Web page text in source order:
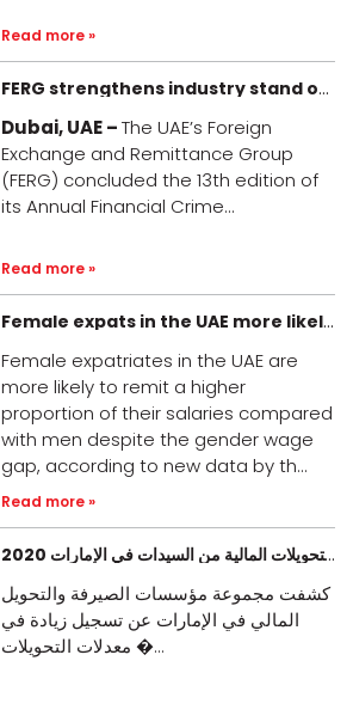
Read more »
FERG strengthens industry stand on financial crime compliance at 13th Annual Summit
Dubai, UAE –The UAE’s Foreign
Exchange and Remittance Group
(FERG) concluded the 13th edition of
its Annual Financial Crime...
Read more »
Female expats in the UAE more likely to remit a higher portion of their salaries than men
Female expatriates in the UAE are
more likely to remit a higher
proportion of their salaries compared
with men despite the gender wage
gap, according to new data by th...
Read more »
نمو التحويلات المالية من السيدات في الإمارات 2020
كشفت مجموعة مؤسسات الصيرفة والتحويل
المالي في الإمارات عن تسجيل زيادة في
معدلات التحويلات �...